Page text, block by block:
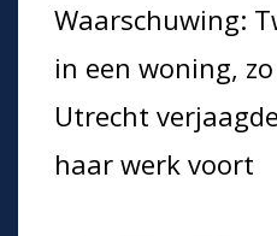
Waarschuwing:
in een woning,
Utrecht
haar werk voort